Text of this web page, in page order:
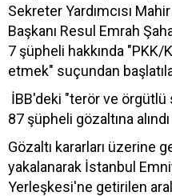
Sekreter Yardımcısı
Başkanı Resul Emrah
7 şüpheli hakkında "PKK/
etmek" suçundan
İBB'deki "terör ve örgütlü
87 şüpheli gözaltına alındı
Gözaltı kararları üzerine
yakalanarak İstanbul
Yerleşkesi'ne getirilen